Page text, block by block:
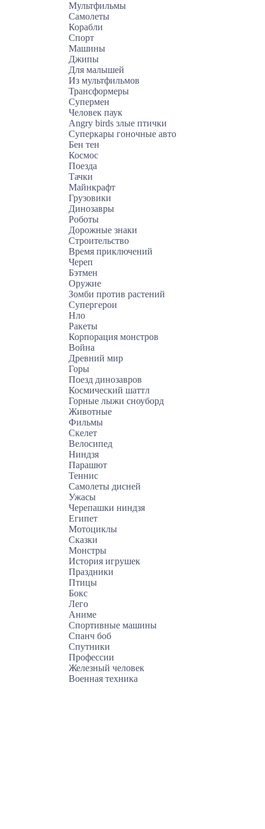
Мультфильмы
Самолеты
Корабли
Спорт
Машины
Джипы
Для малышей
Из мультфильмов
Трансформеры
Супермен
Человек паук
Angry birds злые птички
Суперкары гоночные авто
Бен тен
Космос
Поезда
Тачки
Майнкрафт
Грузовики
Динозавры
Роботы
Дорожные знаки
Строительство
Время приключений
Череп
Бэтмен
Оружие
Зомби против растений
Супергерои
Нло
Ракеты
Корпорация монстров
Война
Древний мир
Горы
Поезд динозавров
Космический шаттл
Горные лыжи сноуборд
Животные
Фильмы
Скелет
Велосипед
Ниндзя
Парашют
Теннис
Самолеты дисней
Ужасы
Черепашки ниндзя
Египет
Мотоциклы
Сказки
Монстры
История игрушек
Праздники
Птицы
Бокс
Лего
Аниме
Спортивные машины
Спанч боб
Спутники
Профессии
Железный человек
Военная техника